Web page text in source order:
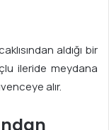
aldığı bir
ileride meydana
alır.